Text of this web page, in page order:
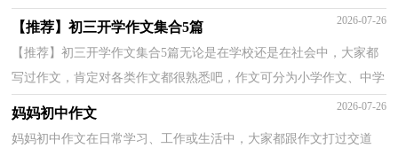
作文怎样才能写的好吗？以下是小编为大家收集的初...
【推荐】初三开学作文集合5篇 2026-07-26
【推荐】初三开学作文集合5篇无论是在学校还是在社会中，大家都
写过作文，肯定对各类作文都很熟悉吧，作文可分为小学作文、中学
作文、大学作文（论文）。相信许多人会觉得作文很难写...
妈妈初中作文 2026-07-26
妈妈初中作文在日常学习、工作或生活中，大家都跟作文打过交道